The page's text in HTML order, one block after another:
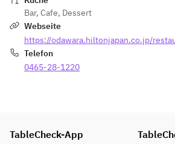
Bar, Cafe, Dessert
Webseite
https://odawara.hiltonjapan.co.jp/
Telefon
0465-28-1220
TableCheck-App